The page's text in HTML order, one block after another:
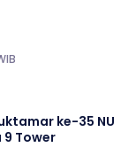
ke-35 NU
Tower